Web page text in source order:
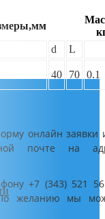
d
L
40 70 0.1
онлайн заявки
почте на
+7 (343) 521
По желанию мы